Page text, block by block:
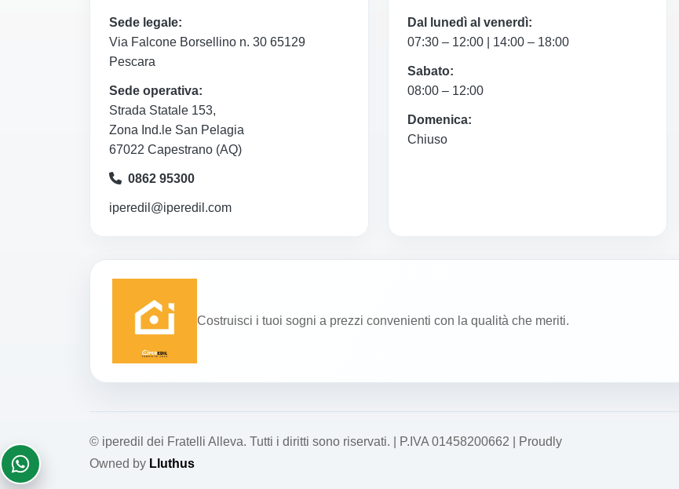
Sede legale:
Via Falcone Borsellino n. 30 65129
Pescara
Sede operativa:
Strada Statale 153,
Zona Ind.le San Pelagia
67022 Capestrano (AQ)
0862 95300
iperedil@iperedil.com
Dal lunedì al venerdì:
07:30 – 12:00 | 14:00 – 18:00
Sabato:
08:00 – 12:00
Domenica:
Chiuso
Costruisci i tuoi sogni a prezzi convenienti con la qualità che meriti.
© iperedil dei Fratelli Alleva. Tutti i diritti sono riservati. | P.IVA 01458200662 | Proudly
Owned by Lluthus